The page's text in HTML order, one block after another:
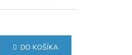
DO KOŠÍKA